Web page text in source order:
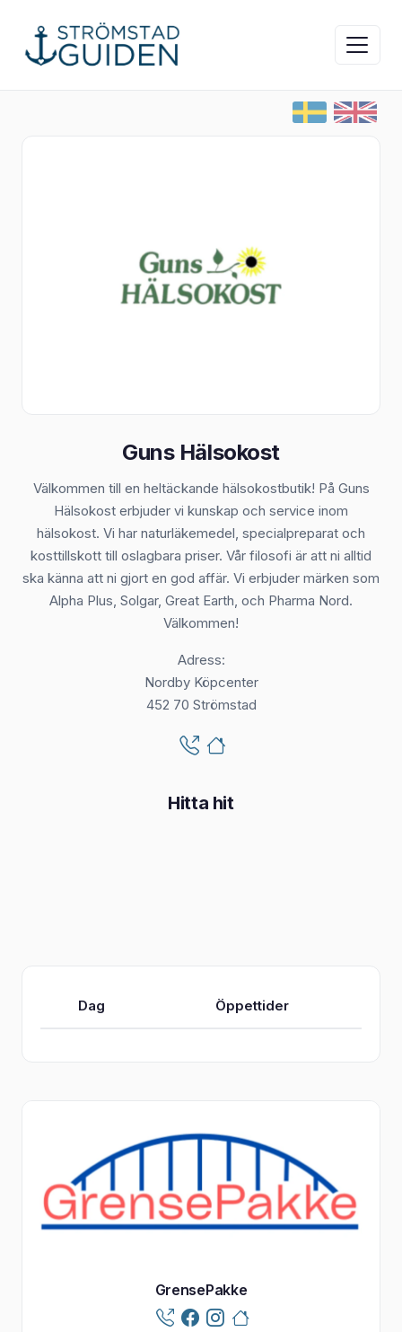
Guns Hälsokost
Välkommen till en heltäckande hälsokostbutik! På Guns
Hälsokost erbjuder vi kunskap och service inom
hälsokost. Vi har naturläkemedel, specialpreparat och
kosttillskott till oslagbara priser. Vår filosofi är att ni alltid
ska känna att ni gjort en god affär. Vi erbjuder märken som
Alpha Plus, Solgar, Great Earth, och Pharma Nord.
Välkommen!
Adress:
Nordby Köpcenter
452 70 Strömstad
Hitta hit
Dag Öppettider
GrensePakke